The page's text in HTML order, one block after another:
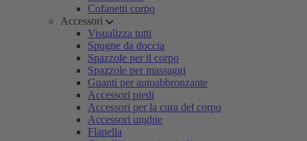
Cofanetti corpo
Accessori
Visualizza tutti
Spugne da doccia
Spazzole per il corpo
Spazzole per massaggi
Guanti per autoabbronzante
Accessori piedi
Accessori per la cura del corpo
Accessori unghie
Flanella